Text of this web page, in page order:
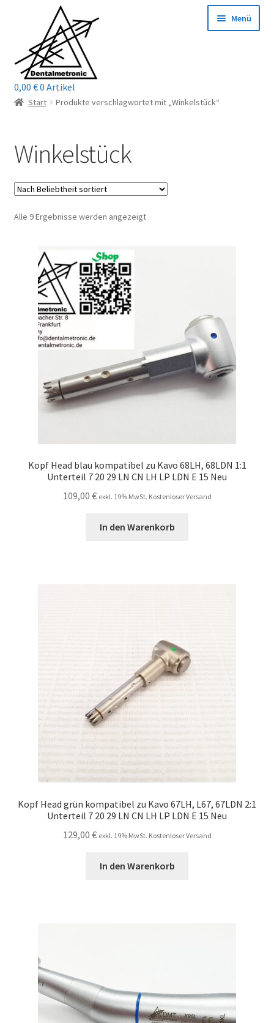
Navigation
springen
springen
Menü
Home
Mein Konto / Login
Kontakt
Reparaturservice
Wichtige Infos
Unsere Firma
Warenkorb
0,00 €0 Artikel
Start Produkte verschlagwortet mit „Winkelstück“
Winkelstück
Alle 9 Ergebnisse werden angezeigtNach
Kopf Head blau kompatibel zu Kavo 68LH, 68LDN 1:1
Unterteil 7 20 29 LN CN LH LP LDN E 15 Neu
109,00 € exkl. 19% MwSt. Kostenloser Versand
In den Warenkorb
Kopf Head grün kompatibel zu Kavo 67LH, L67, 67LDN 2:1
Unterteil 7 20 29 LN CN LH LP LDN E 15 Neu
129,00 € exkl. 19% MwSt. Kostenloser Versand
In den Warenkorb